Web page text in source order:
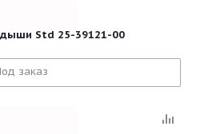
Std 25-39121-00
заказ